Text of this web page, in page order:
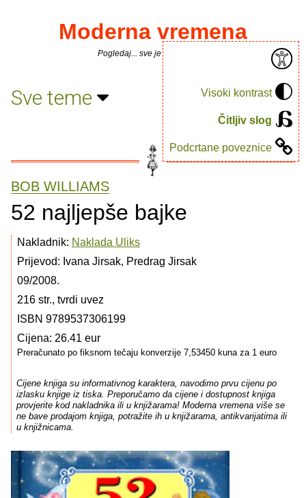
Visoki kontrast
Čitljiv slog
Podcrtane poveznice
Moderna vremena
Pogledaj... sve je puno knjiga.
Sve teme
BOB WILLIAMS
52 najljepše bajke
Nakladnik: Naklada Uliks
Prijevod: Ivana Jirsak, Predrag Jirsak
09/2008.
216 str., tvrdi uvez
ISBN 9789537306199
Cijena: 26.41 eur
Preračunato po fiksnom tečaju konverzije 7,53450 kuna za 1 euro
Cijene knjiga su informativnog karaktera, navodimo prvu cijenu po
izlasku knjige iz tiska. Preporučamo da cijene i dostupnost knjiga
provjerite kod nakladnika ili u knjižarama! Moderna vremena više se
ne bave prodajom knjiga, potražite ih u knjižarama, antikvarijatima ili
u knjižnicama.